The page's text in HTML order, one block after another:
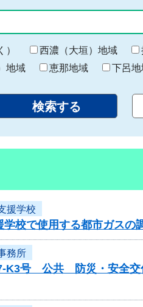
終
わ
り
西濃（大垣）地域
地域 恵那地域 下呂地
援学校
校で使用する都市ガスの
務所
K3号 公共 防災・安全